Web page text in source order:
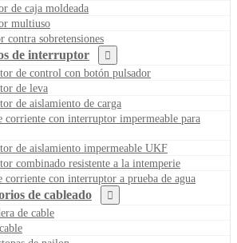
de caja moldeada
multiuso
contra sobretensiones
de interruptor
de control con botón pulsador
de leva
de aislamiento de carga
corriente con interruptor impermeable para
de aislamiento impermeable UKF
combinado resistente a la intemperie
corriente con interruptor a prueba de agua
de cableado
de cable